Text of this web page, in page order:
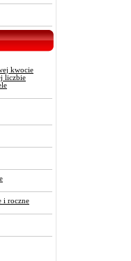
kwocie
liczbie
i roczne